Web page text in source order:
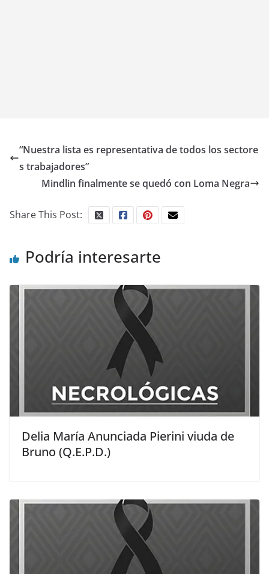
“Nuestra lista es representativa de todos los sectore
s trabajadores”
Mindlin finalmente se quedó con Loma Negra
Share This Post:
Podría interesarte
Delia María Anunciada Pierini viuda de
Bruno (Q.E.P.D.)